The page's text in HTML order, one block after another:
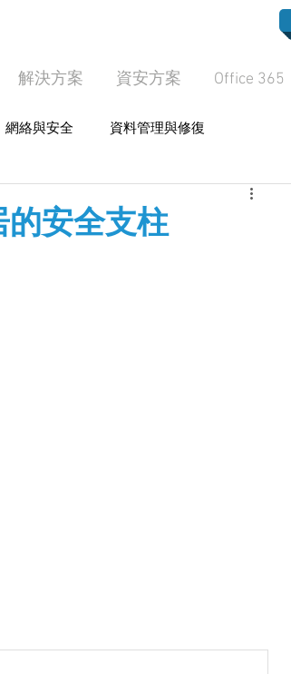
解決方案 資安方案 Office 365
網絡與安全 資料管理與修復
安全支柱